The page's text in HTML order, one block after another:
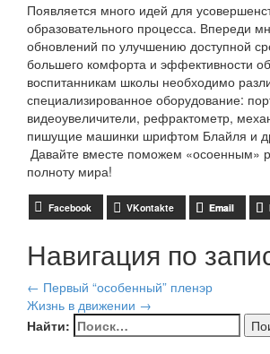
Появляется много идей для
образовательного процесса. Впереди
обновлений по улучшению доступной
большего комфорта и эффективности
воспитанникам школы необходимо
специализированное оборудование:
видеоувеличители, рефрактометр,
пишущие машинки шрифтом Блайля и
Давайте вместе поможем «осоенным»
полноту мира!
Facebook VKontakte Email
Навигация по
← Первый “особенный” пленэр
Жизнь в движении →
Найти: